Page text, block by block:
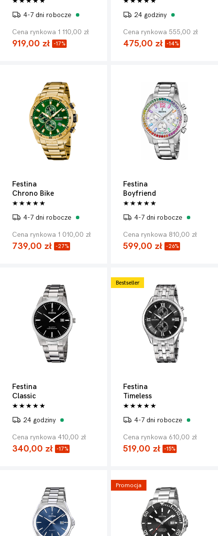
4-7 dni robocze
Cena rynkowa 1 110,00 zł
919,00 zł -17%
24 godziny
Cena rynkowa 555,00 zł
475,00 zł -14%
Festina
Chrono Bike
4-7 dni robocze
Cena rynkowa 1 010,00 zł
739,00 zł -27%
Festina
Boyfriend
4-7 dni robocze
Cena rynkowa 810,00 zł
599,00 zł -26%
Festina
Classic
24 godziny
Cena rynkowa 410,00 zł
340,00 zł -17%
Bestseller
Festina
Timeless
4-7 dni robocze
Cena rynkowa 610,00 zł
519,00 zł -15%
Promocja